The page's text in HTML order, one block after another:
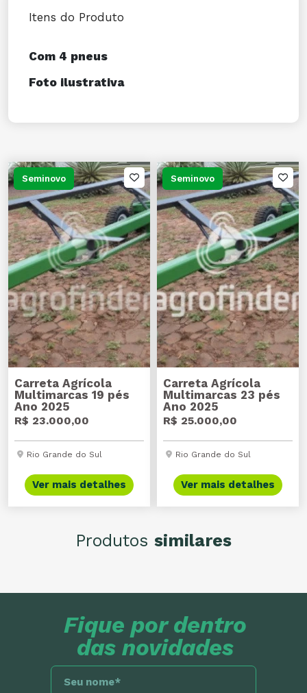
Itens do Produto
Com 4 pneus
Foto ilustrativa
Produtos similares
Seminovo
Carreta Agrícola
Multimarcas 19 pés
Ano 2025
R$ 23.000,00
Rio Grande do Sul
Ver mais detalhes
Seminovo
Carreta Agrícola
Multimarcas 23 pés
Ano 2025
R$ 25.000,00
Rio Grande do Sul
Ver mais detalhes
Fique por dentro
das novidades